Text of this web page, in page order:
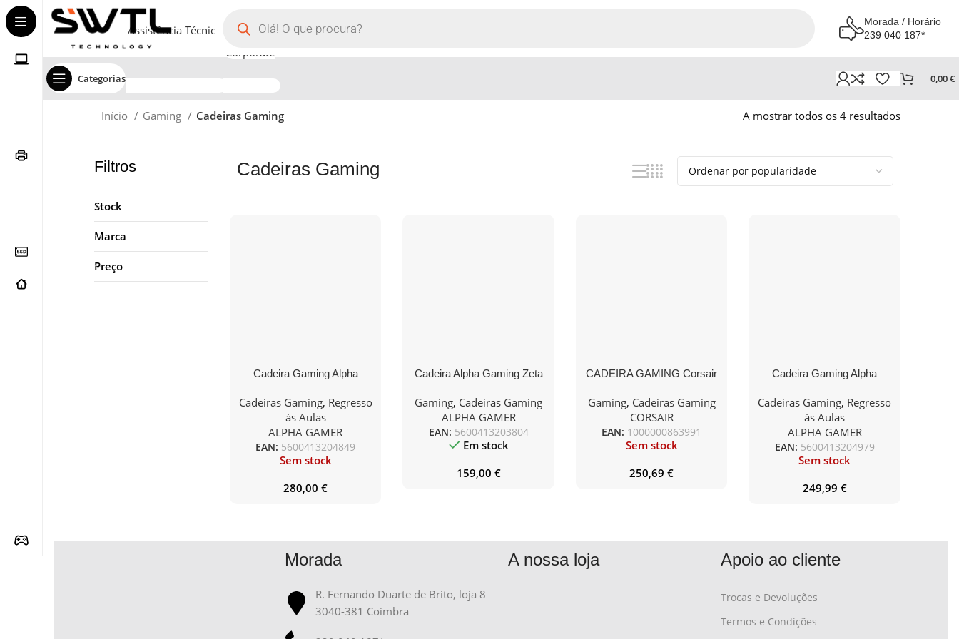
Morada / Horário
239 040 187*
Categorias
Assistência Técnica
Corporate
0,00€
Início Gaming Cadeiras Gaming A mostrar todos os 4 resultados
Filtros
Stock
Marca
Preço
Cadeiras Gaming
Cadeira Gaming Alpha
Preta/Cinza
Cadeiras Gaming, Regresso
às Aulas
ALPHA GAMER
EAN: 5600413204849
Sem stock
280,00€
Cadeira Alpha Gaming Zeta
Gaming, Cadeiras Gaming
ALPHA GAMER
EAN: 5600413203804
Em stock
159,00 €
CADEIRA GAMING Corsair
Gaming, Cadeiras Gaming
CORSAIR
EAN: 1000000863991
Sem stock
250,69€
Cadeira Gaming Alpha
Cinza/Preta
Cadeiras Gaming, Regresso
às Aulas
ALPHA GAMER
EAN: 5600413204979
Sem stock
249,99 €
Morada
R. Fernando Duarte de Brito, loja 8
3040-381 Coimbra
A nossa loja Apoio ao cliente
Trocas e Devoluções
Termos e Condições